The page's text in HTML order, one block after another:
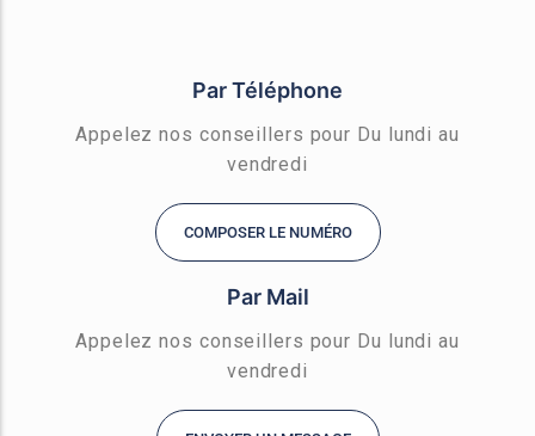
Par Téléphone
Appelez nos conseillers pour Du lundi au
vendredi
COMPOSER LE NUMÉRO
Par Mail
Appelez nos conseillers pour Du lundi au
vendredi